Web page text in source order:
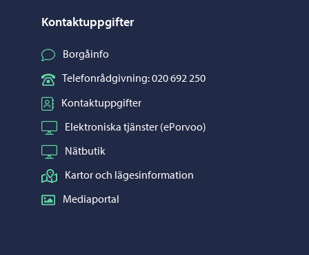
Kontaktuppgifter
Borgåinfo
Telefonrådgivning: 020 692 250
Kontaktuppgifter
Elektroniska tjänster (ePorvoo)
Nätbutik
Kartor och lägesinformation
Mediaportal